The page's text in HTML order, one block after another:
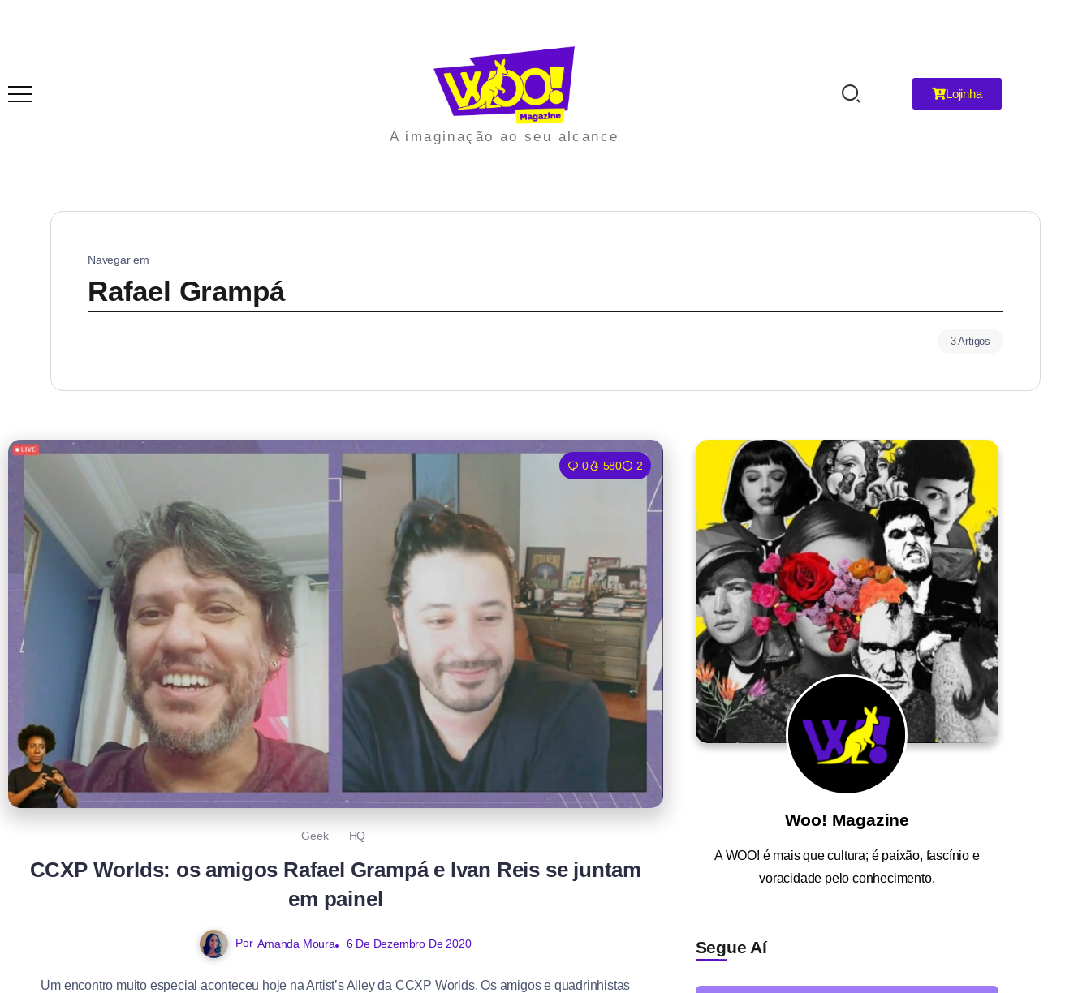
A imaginação ao seu alcance
Lojinha
Navegar em
Rafael Grampá
3 Artigos
0 580 2
Geek HQ
CCXP Worlds: os amigos Rafael Grampá e Ivan Reis se juntam
em painel
Por Amanda Moura 6 De Dezembro De 2020
Um encontro muito especial aconteceu hoje na Artist’s Alley da CCXP Worlds. Os amigos e quadrinhistas
Woo! Magazine
AWOO! é mais que cultura; é paixão, fascínio e
voracidade pelo conhecimento.
Segue Aí